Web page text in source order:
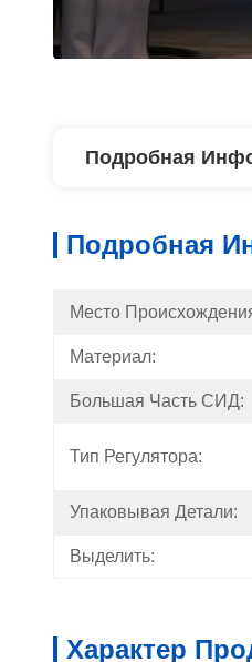
Подробная
Подробная
Место
Материал:
Большая Часть СИД:
Тип Регулятора:
Упаковывая Детали:
Выделить:
Характер